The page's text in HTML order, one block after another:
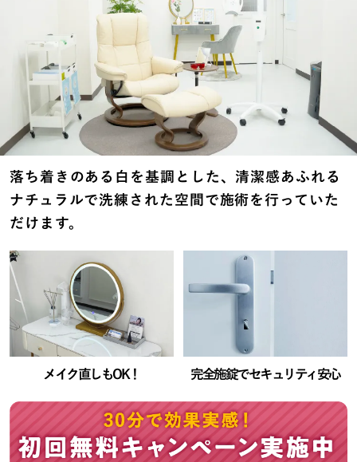
落ち着きのある白を基調とした、清潔感あふれる
ナチュラルで洗練された空間で施術を行っていた
だけます。
メイク直しもOK！ 完全施錠でセキュリティ安心